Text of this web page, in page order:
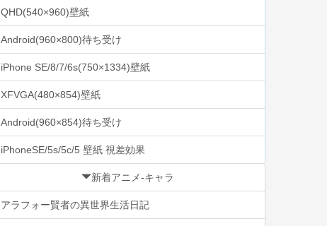
QHD(540×960)壁紙
Android(960×800)待ち受け
iPhone SE/8/7/6s(750×1334)壁紙
XFVGA(480×854)壁紙
Android(960×854)待ち受け
iPhoneSE/5s/5c/5 壁紙 視差効果
新着アニメ-キャラ
アラフォー賢者の異世界生活日記